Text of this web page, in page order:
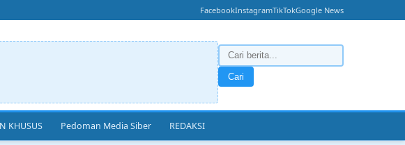
FacebookInstagramTikTokGoogle News
Cari
KHUSUS Pedoman Media Siber REDAKSI